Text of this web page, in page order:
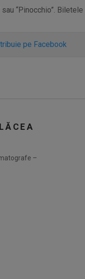
“Pinocchio”.
pe Facebook
–